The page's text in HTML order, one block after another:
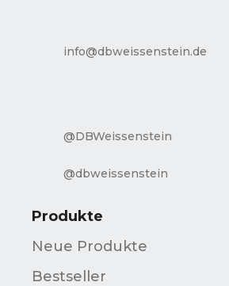
info@dbweissenstein.de
@DBWeissenstein
@dbweissenstein
Produkte
Neue Produkte
Bestseller